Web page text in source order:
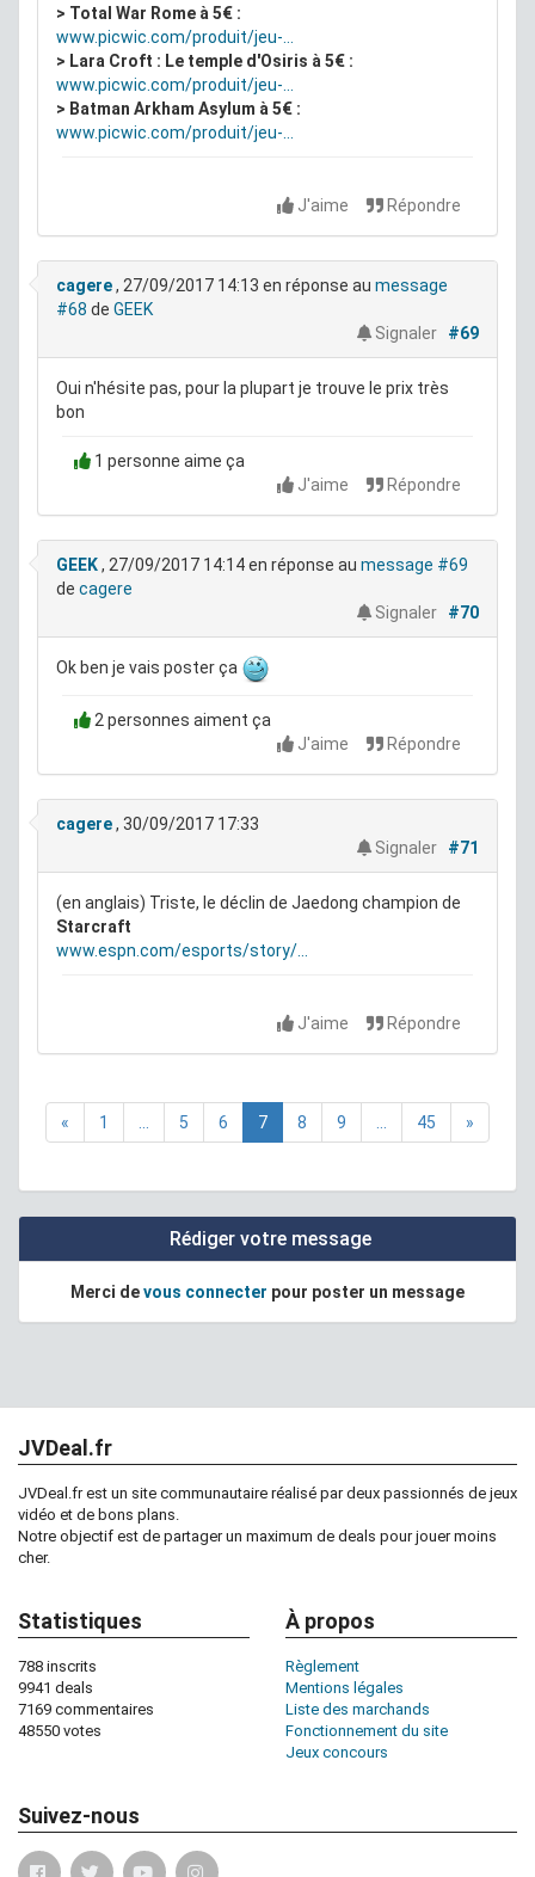
> Total War Rome à 5€ :
www.picwic.com/produit/jeu-...
> Lara Croft : Le temple d'Osiris à 5€ :
www.picwic.com/produit/jeu-...
> Batman Arkham Asylum à 5€ :
www.picwic.com/produit/jeu-...
J'aime Répondre
cagere, 27/09/2017 14:13 en réponse au message
#68 de GEEK
Signaler
#69
Oui n'hésite pas, pour la plupart je trouve le prix très
bon
1 personne aime ça
J'aime
Répondre
GEEK, 27/09/2017 14:14en réponse au message #69
de cagere
Signaler
#70
Ok ben je vais poster ça
2 personnes aiment ça
J'aime
Répondre
cagere, 30/09/2017 17:33
Signaler
#71
(en anglais) Triste, le déclin de Jaedong champion de
Starcraft
www.espn.com/esports/story/...
J'aime Répondre
« 1 5 6 7 8 9 45 »
Rédiger votre message
Merci devous connecter pour poster un message
JVDeal.fr
JVDeal.fr est un site communautaire réalisé par deux passionnés de jeux
vidéo et de bons plans.
Notre objectif est de partager un maximum de deals pour jouer moins
cher.
Statistiques
788 inscrits
9941 deals
7169 commentaires
48550 votes
À propos
Règlement
Mentions légales
Liste des marchands
Fonctionnement du site
Jeux concours
Suivez-nous